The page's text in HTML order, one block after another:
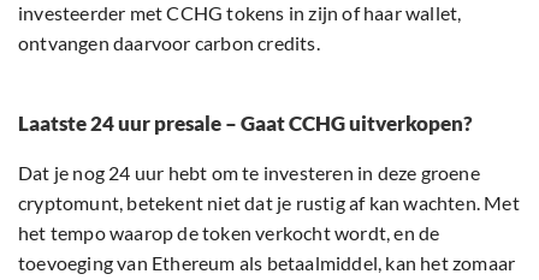
investeerder met CCHG tokens in zijn of haar wallet,
ontvangen daarvoor carbon credits.
Laatste 24 uur presale – Gaat CCHG uitverkopen?
Dat je nog 24 uur hebt om te investeren in deze groene
cryptomunt, betekent niet dat je rustig af kan wachten. Met
het tempo waarop de token verkocht wordt, en de
toevoeging van Ethereum als betaalmiddel, kan het zomaar